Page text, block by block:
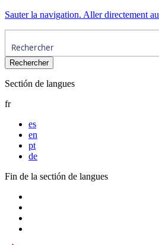
Sauter la navigation. Aller directement
Sectión de langues
fr
es
en
pt
de
Fin de la sectión de langues